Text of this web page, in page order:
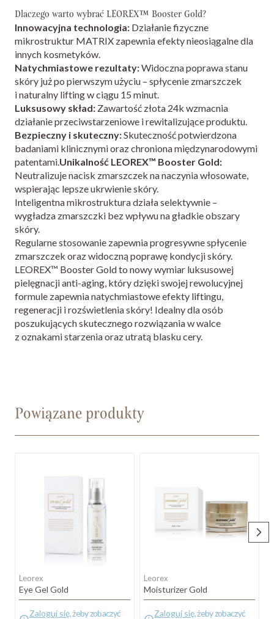
Dlaczego warto wybrać LEOREX™ Booster Gold?
Innowacyjna technologia: Działanie fizyczne
mikrostruktur MATRIX zapewnia efekty nieosiągalne dla
innych kosmetyków.
Natychmiastowe rezultaty:Widoczna poprawa stanu
skóry już po pierwszym użyciu – spłycenie zmarszczek
i naturalny lifting w ciągu 15 minut.
Luksusowy skład: Zawartość złota 24k wzmacnia
działanie przeciwstarzeniowe i rewitalizujące produktu.
Bezpieczny i skuteczny:Skuteczność potwierdzona
badaniami klinicznymi oraz chroniona międzynarodowymi
patentami.Unikalność LEOREX™ Booster Gold:
Neutralizuje nacisk zmarszczek na naczynia włosowate,
wspierając lepsze ukrwienie skóry.
Inteligentna mikrostruktura działa selektywnie –
wygładza zmarszczki bez wpływu na gładkie obszary
skóry.
Regularne stosowanie zapewnia progresywne spłycenie
zmarszczek oraz widoczną poprawę kondycji skóry.
LEOREX™ Booster Gold to nowy wymiar luksusowej
pielęgnacji anti-aging, który dzięki swojej rewolucyjnej
formule zapewnia natychmiastowe efekty liftingu,
regeneracji i rozświetlenia skóry! Idealny dla osób
poszukujących skutecznego rozwiązania w walce
z oznakami starzenia oraz utratą blasku cery.
Powiązane produkty
Leorex
Eye Gel Gold
Zaloguj się, żeby zobaczyć
Leorex
Moisturizer Gold
Zaloguj się, żeby zobaczyć